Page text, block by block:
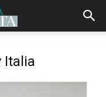
Italia